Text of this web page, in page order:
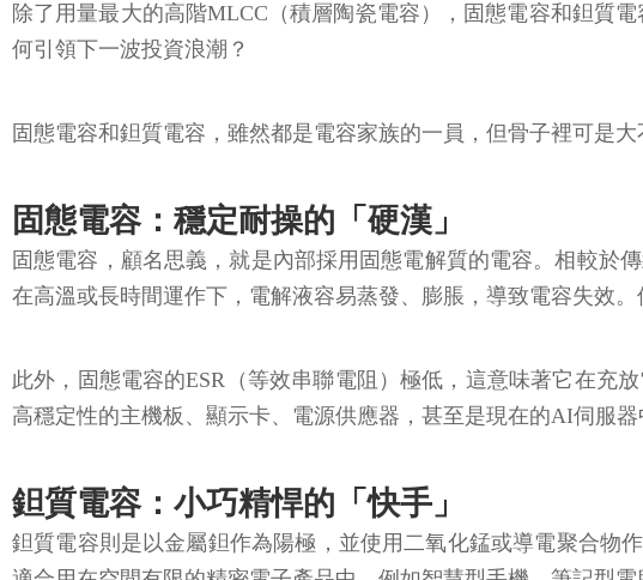
除了用量最大的高階MLCC（積層陶瓷電容），固態電容和鉭質
何引領下一波投資浪潮？
固態電容和鉭質電容，雖然都是電容家族的一員，但骨子裡可是
固態電容：穩定耐操的「硬漢」
固態電容，顧名思義，就是內部採用固態電解質的電容。相較於
在高溫或長時間運作下，電解液容易蒸發、膨脹，導致電容失效
此外，固態電容的ESR（等效串聯電阻）極低，這意味著它在充
高穩定性的主機板、顯示卡、電源供應器，甚至是現在的AI伺服器
鉭質電容：小巧精悍的「快手」
鉭質電容則是以金屬鉭作為陽極，並使用二氧化錳或導電聚合物